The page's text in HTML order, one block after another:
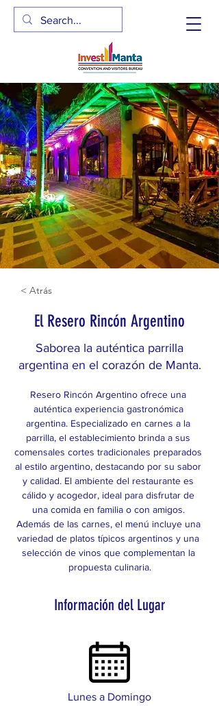
< Atrás
El Resero Rincón Argentino
Saborea la auténtica parrilla
argentina en el corazón de Manta.
Resero Rincón Argentino ofrece una
auténtica experiencia gastronómica
argentina. Especializado en carnes a la
parrilla, el establecimiento brinda a sus
comensales cortes tradicionales preparados
al estilo argentino, destacando por su sabor
y calidad. El ambiente del restaurante es
cálido y acogedor, ideal para disfrutar de
una comida en familia o con amigos.
Además de las carnes, el menú incluye una
variedad de platos típicos argentinos y una
selección de vinos que complementan la
propuesta culinaria.
Información del Lugar
Lunes a Domingo